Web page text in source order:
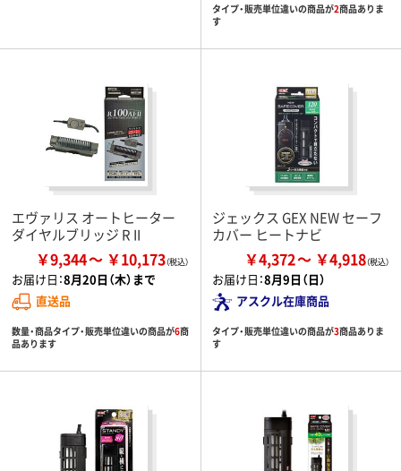
タイプ・販売単位違いの商品が2商品ありま
す
エヴァリス オートヒーター
ダイヤルブリッジ R II
￥9,344 ￥10,173
お届け日：8月20日（木）まで
直送品
数量・商品タイプ・販売単位違いの商品が6商
品あります
ジェックス GEX NEW セーフ
カバー ヒートナビ
￥4,372 ￥4,918
お届け日：8月9日（日）
アスクル在庫商品
タイプ・販売単位違いの商品が3商品ありま
す